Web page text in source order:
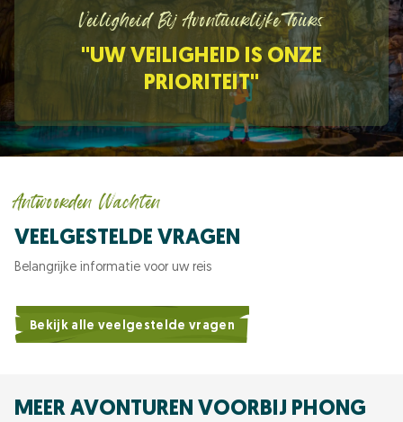
Veiligheid Bij Avontuurlijke Tours
"UW VEILIGHEID IS ONZE
PRIORITEIT"
Antwoorden Wachten
VEELGESTELDE VRAGEN
Belangrijke informatie voor uw reis
Bekijk alle veelgestelde vragen
MEER AVONTUREN VOORBIJ PHONG